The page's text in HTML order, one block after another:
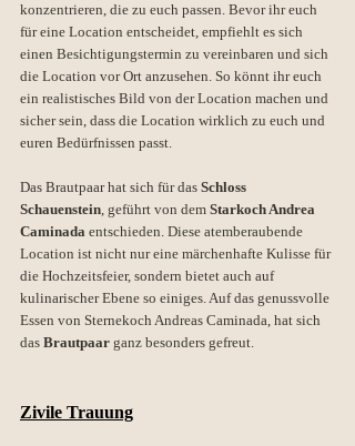
konzentrieren, die zu euch passen. Bevor ihr euch
für eine Location entscheidet, empfiehlt es sich
einen Besichtigungstermin zu vereinbaren und sich
die Location vor Ort anzusehen. So könnt ihr euch
ein realistisches Bild von der Location machen und
sicher sein, dass die Location wirklich zu euch und
euren Bedürfnissen passt.
Das Brautpaar hat sich für das Schloss
Schauenstein, geführt von dem Starkoch Andrea
Caminada entschieden. Diese atemberaubende
Location ist nicht nur eine märchenhafte Kulisse für
die Hochzeitsfeier, sondern bietet auch auf
kulinarischer Ebene so einiges. Auf das genussvolle
Essen von Sternekoch Andreas Caminada, hat sich
das Brautpaar ganz besonders gefreut.
Zivile Trauung